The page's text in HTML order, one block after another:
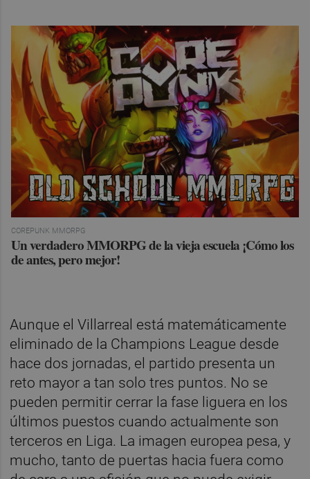
COREPUNK MMORPG
Un verdadero MMORPG de la vieja escuela ¡Cómo los
de antes, pero mejor!
Aunque el Villarreal está matemáticamente
eliminado de la Champions League desde
hace dos jornadas, el partido presenta un
reto mayor a tan solo tres puntos. No se
pueden permitir cerrar la fase liguera en los
últimos puestos cuando actualmente son
terceros en Liga. La imagen europea pesa, y
mucho, tanto de puertas hacia fuera como